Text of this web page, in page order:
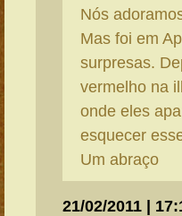
Nós
Mas foi em
surpresas.
vermelho na
onde eles
esquecer
Um abraço
21/02/2011 |